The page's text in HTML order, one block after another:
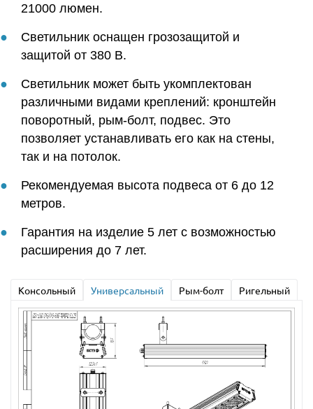
21000 люмен.
Светильник оснащен грозозащитой и
защитой от 380 В.
Светильник может быть укомплектован
различными видами креплений: кронштейн
поворотный, рым-болт, подвес. Это
позволяет устанавливать его как на стены,
так и на потолок.
Рекомендуемая высота подвеса от 6 до 12
метров.
Гарантия на изделие 5 лет с возможностью
расширения до 7 лет.
Консольный Универсальный Рым-болт Ригельный